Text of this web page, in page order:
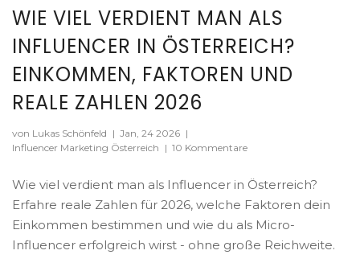
WIE VIEL VERDIENT MAN ALS
INFLUENCER IN ÖSTERREICH?
EINKOMMEN, FAKTOREN UND
REALE ZAHLEN 2026
von Lukas Schönfeld | Jan, 24 2026 |
Influencer Marketing Österreich | 10 Kommentare
Wie viel verdient man als Influencer in Österreich?
Erfahre reale Zahlen für 2026, welche Faktoren dein
Einkommen bestimmen und wie du als Micro-
Influencer erfolgreich wirst - ohne große Reichweite.